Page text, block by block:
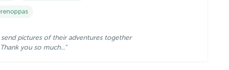
send pictures of their adventures together
you so much..."